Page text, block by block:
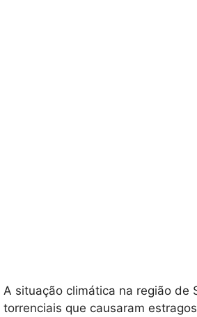
A situação climática na região de
torrenciais que causaram